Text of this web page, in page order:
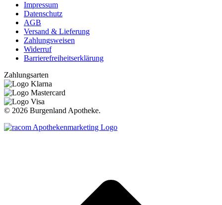
Impressum
Datenschutz
AGB
Versand & Lieferung
Zahlungsweisen
Widerruf
Barrierefreiheitserklärung
Zahlungsarten
© 2026 Burgenland Apotheke.